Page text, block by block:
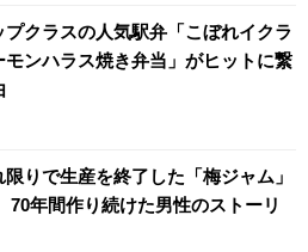
プクラスの人気駅弁「こぼれイクラ
モンハラス焼き弁当」がヒットに繋
りで生産を終了した「梅ジャム」
70年間作り続けた男性のストーリ